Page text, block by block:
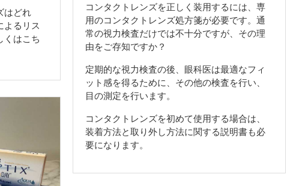
はどれ
よるリス
くはこち
コンタクトレンズを正しく装用するには、専
用のコンタクトレンズ処方箋が必要です。通
常の視力検査だけでは不十分ですが、その理
由をご存知ですか？
定期的な視力検査の後、眼科医は最適なフィ
ット感を得るために、その他の検査を行い、
目の測定を行います。
コンタクトレンズを初めて使用する場合は、
装着方法と取り外し方法に関する説明書も必
要になります。